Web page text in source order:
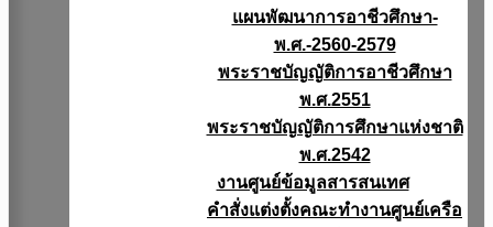
แผนพัฒนาการอาชีวศึกษา-
พ.ศ.-2560-2579
พระราชบัญญัติการอาชีวศึกษา
พ.ศ.2551
พระราชบัญญัติการศึกษาแห่งชาติ
พ.ศ.2542
งานศูนย์ข้อมูลสารสนเทศ
คำสั่งแต่งตั้งคณะทำงานศูนย์เครือ